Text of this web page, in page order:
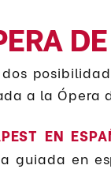
a la Ópera
EN
guiada en